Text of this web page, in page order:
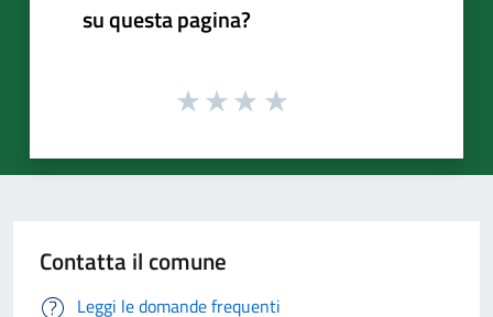
su questa pagina?
Contatta il comune
Leggi le domande frequenti